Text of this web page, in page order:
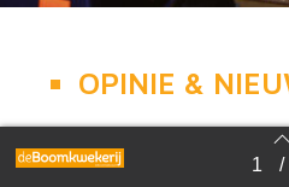
Terug naar overzicht 1 /
OPINIE &